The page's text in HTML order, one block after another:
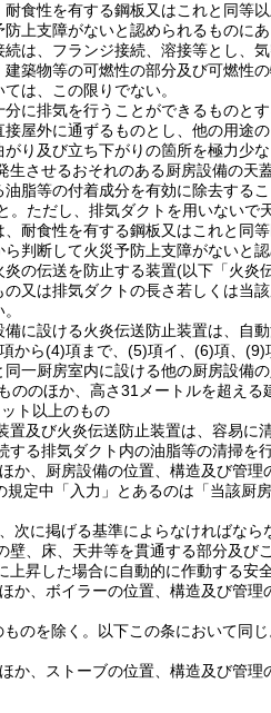
食性を有する鋼板又はこれと同等
上支障がないと認められるものにあ
は、フランジ接続、溶接等とし、
築物等の可燃性の部分及び可燃性
は、この限りでない。
に排気を行うことができるものとす
屋外に通ずるものとし、他の用途
り及び立ち下がりの箇所を極力少
生させるおそれのある厨房設備の天
油脂等の付着成分を有効に除去する
。 ただし、排気ダクトを用いないで
耐食性を有する鋼板又はこれと同
ら判断して火災予防上支障がないと
炎の伝送を防止する装置(以下「火炎
又は排気ダクトの長さ若しくは当
に設ける火炎伝送防止装置は、自動
項から(4)項まで、(5)項イ、(6)項、(9)
同一厨房室内に設ける他の厨房設備
ののほか、高さ31メートルを超え
ト以上のもの
置及び火炎伝送防止装置は、容易に
する排気ダクト内の油脂等の清掃を
か、厨房設備の位置、構造及び管理
規定中「入力」とあるのは「当該厨
次に掲げる基準によらなければなら
壁、床、天井等を貫通する部分及び
上昇した場合に自動的に作動する安
か、ボイラーの位置、構造及び管理
のを除く。以下この条において同
か、ストーブの位置、構造及び管理